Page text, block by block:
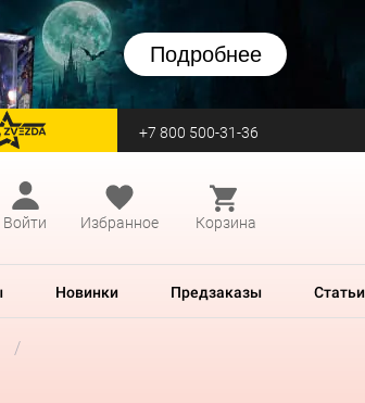
Подробнее
перейти на Zvezda +7 800 500-31-36
Войти
Избранное Корзина
Новинки Предзаказы Статьи